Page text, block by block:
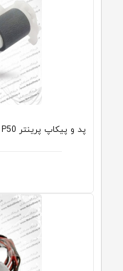
پد و پیکاپ پرینتر Epson P50